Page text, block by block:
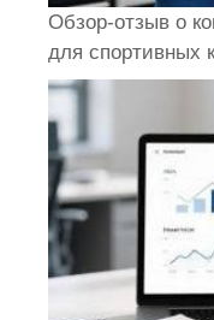
Обзор-отзыв о
для спортивных